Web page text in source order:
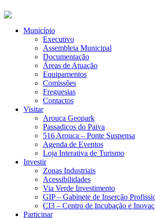
Município
Executivo
Assembleia Municipal
Documentação
Áreas de Atuação
Equipamentos
Comissões
Freguesias
Contactos
Visitar
Arouca Geopark
Passadiços do Paiva
516 Arouca – Ponte Suspensa
Agenda de Eventos
Loja Interativa de Turismo
Investir
Zonas Industriais
Acessibilidades
Via Verde Investimento
GIP – Gabinete de Inserção
CI3 – Centro de Incubação e
Participar